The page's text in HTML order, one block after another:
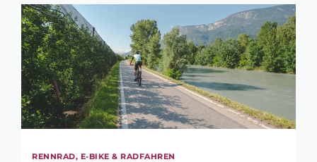
RENNRAD, E-BIKE & RADFAHREN